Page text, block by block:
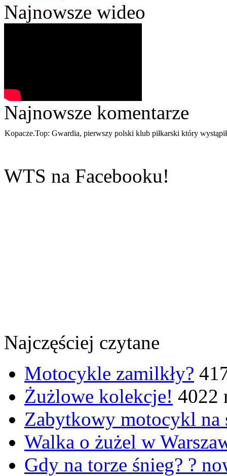
Najnowsze wideo
Najnowsze komentarze
Kopacze.Top: Gwardia, pierwszy polski klub piłkarski który
WTS na Facebooku!
Najczęściej czytane
Motocykle zamilkły?
Żużlowe kolekcje! 4022
Zabytkowy motocykl
Walka o żużel w
Gdy na torze śnieg? ?